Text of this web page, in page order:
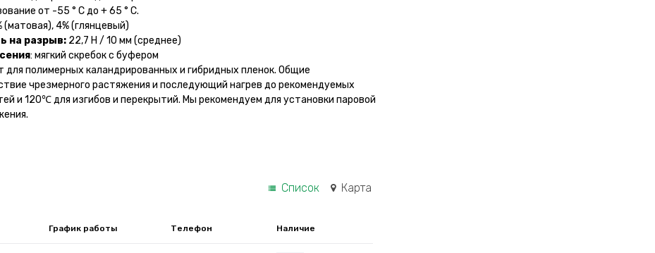
от -55 ° С до + 65 ° С.
(матовая), 4% (глянцевый)
на разрыв: 22,7 Н / 10 мм (среднее)
: мягкий скребок с буфером
полимерных каландрированных и гибридных пленок. Общие
чрезмерного растяжения и последующий нагрев до рекомендуемых
и 120℃ для изгибов и перекрытий. Мы рекомендуем для установки паровой
Список Карта
График работы Телефон Наличие